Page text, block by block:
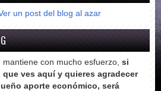
un post del blog al azar
mantiene con mucho esfuerzo, si
ves aquí y quieres agradecer
aporte económico, será